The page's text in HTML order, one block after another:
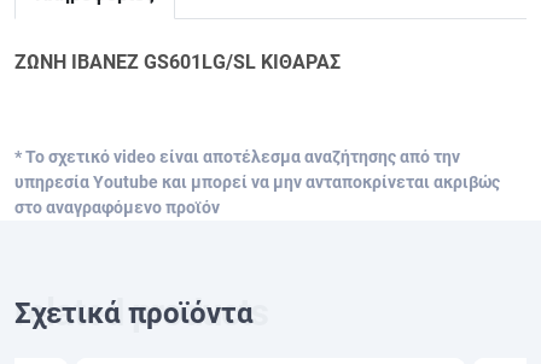
ΖΩΝΗ IBANEZ GS601LG/SL ΚΙΘΑΡΑΣ
* Το σχετικό video είναι αποτέλεσμα αναζήτησης από την
υπηρεσία Youtube και μπορεί να μην ανταποκρίνεται ακριβώς
στο αναγραφόμενο προϊόν
Σχετικά προϊόντα